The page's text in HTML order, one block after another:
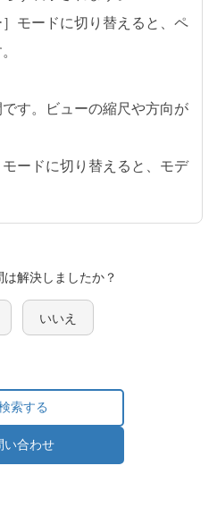
モードに切り替えると、ペ
す。ビューの縮尺や方向が
ードに切り替えると、モデ
は解決しましたか？
いいえ
索する
い合わせ